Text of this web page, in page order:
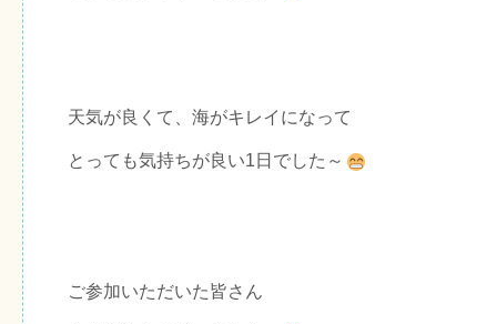
天気が良くて、海がキレイになって
とっても気持ちが良い1日でした～
ご参加いただいた皆さん